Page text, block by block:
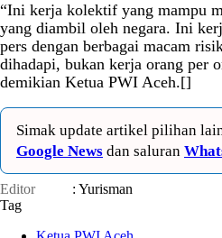
“Ini kerja kolektif yang mampu
yang diambil oleh negara. Ini
pers dengan berbagai macam
dihadapi, bukan kerja orang per
demikian Ketua PWI Aceh.[]
Simak update artikel pilihan
Google News dan saluran
Editor
: Yurisman
Tag